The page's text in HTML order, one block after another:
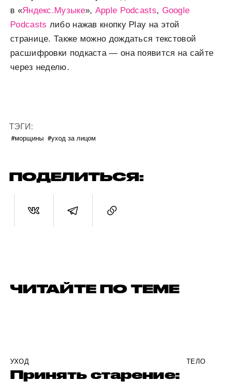
в «Яндекс.Музыке», Apple Podcasts, Google
Podcasts либо нажав кнопку Play на этой
странице. Также можно дождаться текстовой
расшифровки подкаста — она появится на сайте
через неделю.
ТЭГИ:
#морщины #уход за лицом
ПОДЕЛИТЬСЯ:
ЧИТАЙТЕ ПО ТЕМЕ
УХОД ТЕЛО
Принять старение: